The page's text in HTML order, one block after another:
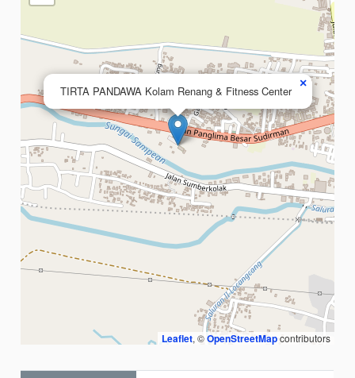
TIRTA PANDAWA Kolam Renang & Fitness Center
×
Leaflet, ©OpenStreetMapcontributors